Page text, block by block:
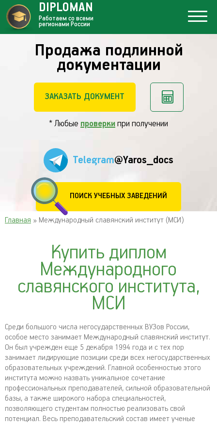
Продажа подлинной
документации
ЗАКАЗАТЬ ДОКУМЕНТ
* Любые проверки при получении
Telegram@Yaros_docs
ПОИСК УЧЕБНЫХ ЗАВЕДЕНИЙ
DIPLOMAN
Работаем со всеми
регионами России
Главная » Международный славянский институт (МСИ)
Купить диплом
Международного
славянского института,
МСИ
Среди большого числа негосударственных ВУЗов России,
особое место занимает Международный славянский институт.
Он был учрежден еще 5 декабря 1994 года и с тех пор
занимает лидирующие позиции среди всех негосударственных
образовательных учреждений. Главной особенностью этого
института можно назвать уникальное сочетание
профессиональных преподавателей, сильной образовательной
базы, а также широкого набора специальностей,
позволяющего студентам полностью реализовать свой
потенциал. Весь преподавательский состав имеет ученые